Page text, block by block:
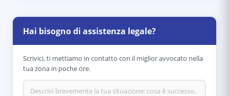
Hai bisogno di assistenza legale?
Scrivici, ti mettiamo in contatto con il miglior avvocato nella
tua zona in poche ore.